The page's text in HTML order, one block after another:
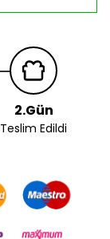
2.Gün
Teslim Edildi